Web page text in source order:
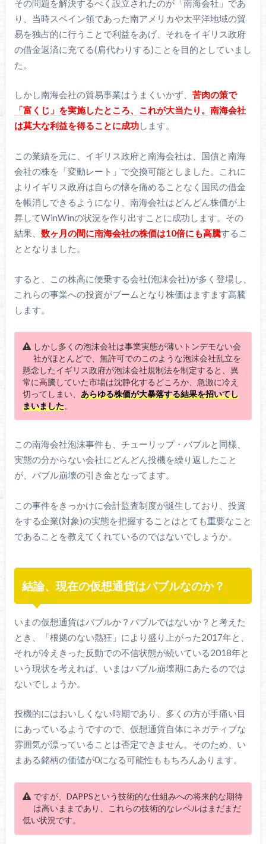
その問題を解決するべく設立されたのが「南海会社」であ
り、当時スペイン領であった南アメリカや太平洋地域の貿
易を独占的に行うことで利益をあげ、それをイギリス政府
の借金返済に充てる(肩代わりする)ことを目的としていまし
た。
しかし南海会社の貿易事業はうまくいかず、 苦肉の策で
「富くじ」を実施したところ、これが大当たり。南海会社
は莫大な利益を得ることに成功します。
この業績を元に、イギリス政府と南海会社は、国債と南海
会社の株を「変動レート」で交換可能としました。これに
よりイギリス政府は自らの懐を痛めることなく国民の借金
を帳消しできるようになり、南海会社はどんどん株価が上
昇してWinWinの状況を作り出すことに成功します。その
結果、 数ヶ月の間に南海会社の株価は10倍にも高騰するこ
ととなりました。
すると、この株高に便乗する会社(泡沫会社)が多く登場し、
これらの事業への投資がブームとなり株価はますます高騰
します。
しかし多くの泡沫会社は事業実態が薄いトンデモない会
社がほとんどで、無許可でのこのような泡沫会社乱立を
懸念したイギリス政府が泡沫会社規制法を制定すると、異
常に高騰していた市場は沈静化するどころか、急激に冷え
切ってしまい、あらゆる株価が大暴落する結果を招いてし
まいました。
この南海会社泡沫事件も、チューリップ・バブルと同様、
実態の分からない会社にどんどん投機を繰り返したこと
が、バブル崩壊の引き金となってます。
この事件をきっかけに会計監査制度が誕生しており、投資
をする企業(対象)の実態を把握することはとても重要なこと
であることを教えてくれているのではないでしょうか。
結論、現在の仮想通貨はバブルなのか？
いまの仮想通貨はバブルか？バブルではないか？と考えた
とき、「根拠のない熱狂」により盛り上がった2017年と、
それが冷えきった反動での不信状態が続いている2018年と
いう現状を考えれば、いまはバブル崩壊期にあたるのでは
ないでしょうか。
投機的にはおいしくない時期であり、多くの方が手痛い目
にあっているようですので、仮想通貨自体にネガティブな
雰囲気が漂っていることは否定できません。そのため、い
まある銘柄の価値が0になる可能性ももちろんあります。
ですが、DAPPSという技術的な仕組みへの将来的な期待
は高いままであり、これらの技術的なレベルはまだまだ
低い状況です。